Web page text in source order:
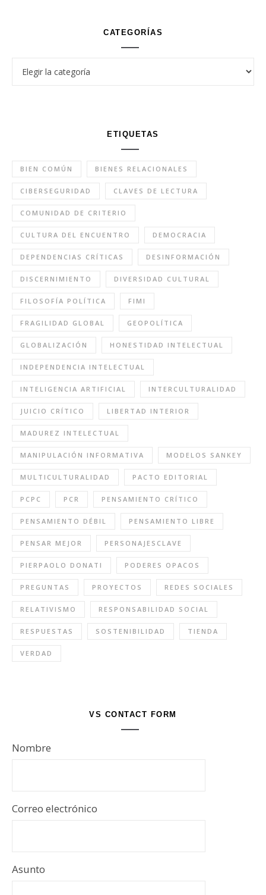
CATEGORÍAS
Categorías
ETIQUETAS
BIEN COMÚN BIENES RELACIONALES
CIBERSEGURIDAD CLAVES DE LECTURA
COMUNIDAD DE CRITERIO
CULTURA DEL ENCUENTRO DEMOCRACIA
DEPENDENCIAS CRÍTICAS DESINFORMACIÓN
DISCERNIMIENTO DIVERSIDAD CULTURAL
FILOSOFÍA POLÍTICA FIMI
FRAGILIDAD GLOBAL GEOPOLÍTICA
GLOBALIZACIÓN HONESTIDAD INTELECTUAL
INDEPENDENCIA INTELECTUAL
INTELIGENCIA ARTIFICIAL INTERCULTURALIDAD
JUICIO CRÍTICO LIBERTAD INTERIOR
MADUREZ INTELECTUAL
MANIPULACIÓN INFORMATIVA MODELOS SANKEY
MULTICULTURALIDAD PACTO EDITORIAL
PCPC PCR PENSAMIENTO CRÍTICO
PENSAMIENTO DÉBIL PENSAMIENTO LIBRE
PENSAR MEJOR PERSONAJESCLAVE
PIERPAOLO DONATI PODERES OPACOS
PREGUNTAS PROYECTOS REDES SOCIALES
RELATIVISMO RESPONSABILIDAD SOCIAL
RESPUESTAS SOSTENIBILIDAD TIENDA
VERDAD
VS CONTACT FORM
Nombre
Correo electrónico
Asunto